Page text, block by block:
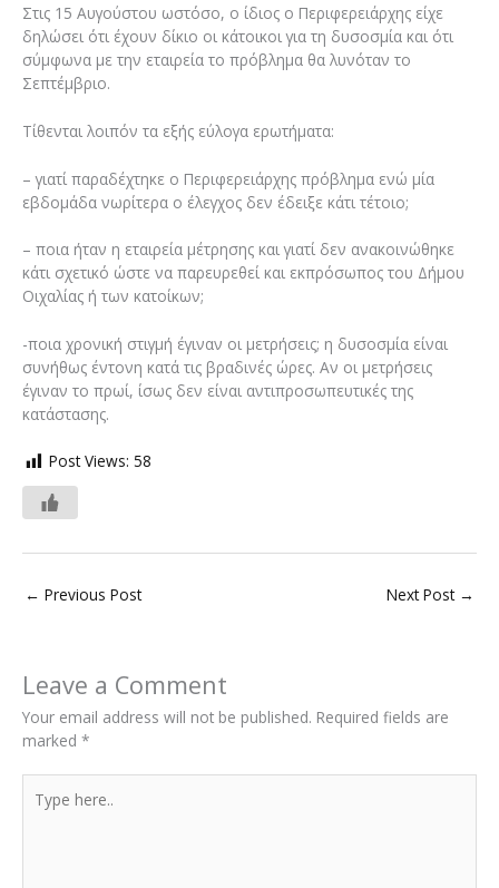
Στις 15 Αυγούστου ωστόσο, ο ίδιος ο Περιφερειάρχης είχε
δηλώσει ότι έχουν δίκιο οι κάτοικοι για τη δυσοσμία και ότι
σύμφωνα με την εταιρεία το πρόβλημα θα λυνόταν το
Σεπτέμβριο.
Τίθενται λοιπόν τα εξής εύλογα ερωτήματα:
– γιατί παραδέχτηκε ο Περιφερειάρχης πρόβλημα ενώ μία
εβδομάδα νωρίτερα ο έλεγχος δεν έδειξε κάτι τέτοιο;
– ποια ήταν η εταιρεία μέτρησης και γιατί δεν ανακοινώθηκε
κάτι σχετικό ώστε να παρευρεθεί και εκπρόσωπος του Δήμου
Οιχαλίας ή των κατοίκων;
-ποια χρονική στιγμή έγιναν οι μετρήσεις; η δυσοσμία είναι
συνήθως έντονη κατά τις βραδινές ώρες. Αν οι μετρήσεις
έγιναν το πρωί, ίσως δεν είναι αντιπροσωπευτικές της
κατάστασης.
Post Views: 58
← Previous Post Next Post →
Leave a Comment
Your email address will not be published. Required fields are
marked *
here..